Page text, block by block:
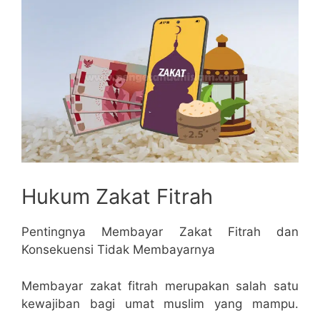
Hukum Zakat Fitrah
Pentingnya Membayar Zakat Fitrah dan
Konsekuensi Tidak Membayarnya
Membayar zakat fitrah merupakan salah satu
kewajiban bagi umat muslim yang mampu.